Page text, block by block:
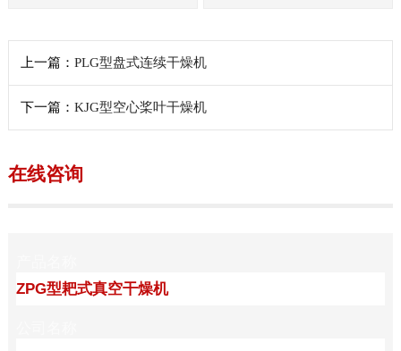
上一篇： PLG型盘式连续干燥机
下一篇： KJG型空心桨叶干燥机
在线咨询